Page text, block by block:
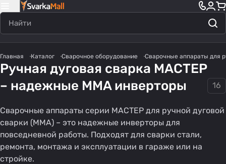
Главная Каталог Сварочное оборудование Сварочные аппараты для
Ручная дуговая сварка МАСТЕР
– надежные MMA инверторы
16
Сварочные аппараты серии МАСТЕР для ручной дуговой
сварки (MMA) – это надежные инверторы для
повседневной работы. Подходят для сварки стали,
ремонта, монтажа и эксплуатации в гараже или на
стройке.
Инвер
торны
е348
Сваро
г MMA
Свар
очны
Свар
очны
Сваро
чные